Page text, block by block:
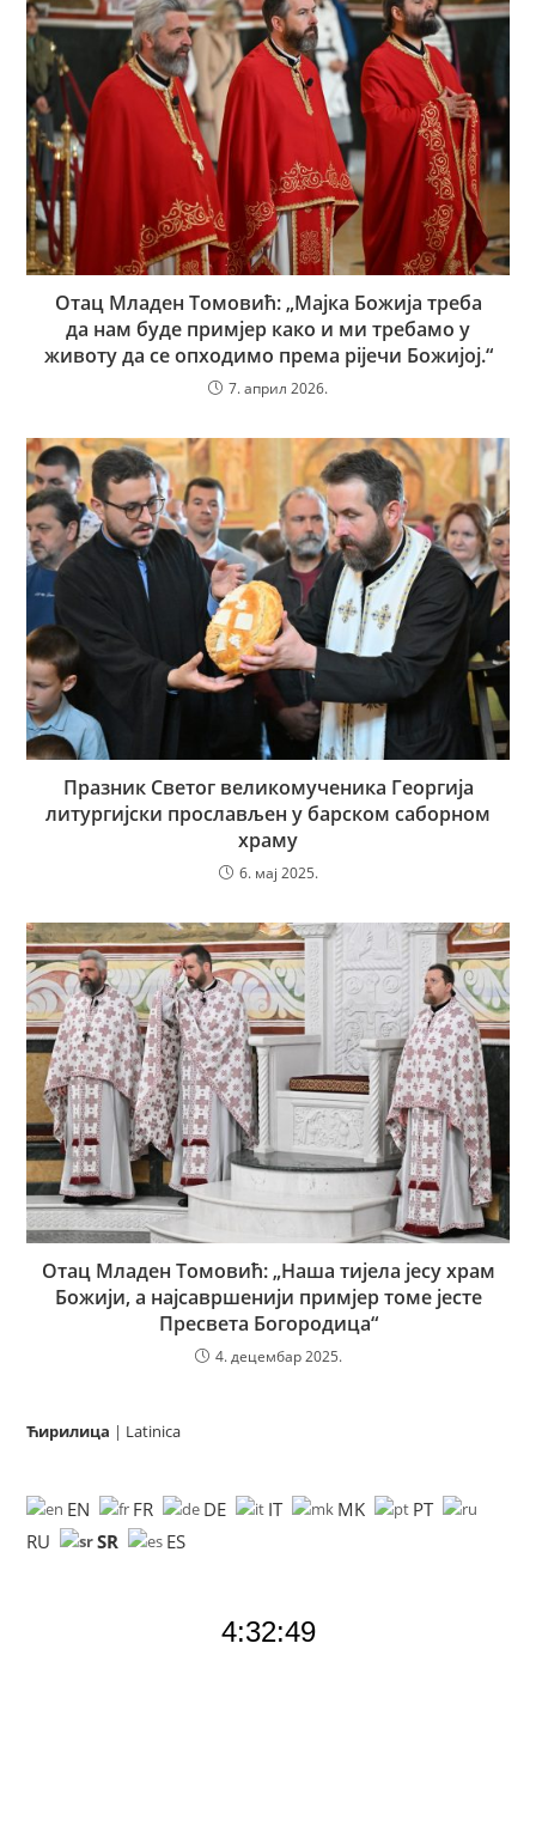
Отац Младен Томовић: „Мајка Божија треба
да нам буде примјер како и ми требамо у
животу да се опходимо према рijeчи Божијој.“
7. април 2026.
Празник Светог великомученика Георгија
литургијски прослављен у барском саборном
храму
6. мај 2025.
Отац Младен Томовић: „Наша тијела јесу храм
Божији, а најсавршенији примјер томе јесте
Пресвета Богородица“
4. децембар 2025.
Ћирилица | Latinica
EN FR DE IT MK
PT
RU
SR ES
4:32:51